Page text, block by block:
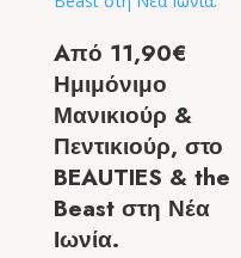
Aπό 11,90€
Ημιμόνιμο
Μανικιούρ &
Πεντικιούρ, στο
BEAUTIES & the
Beast στη Νέα
Ιωνία.